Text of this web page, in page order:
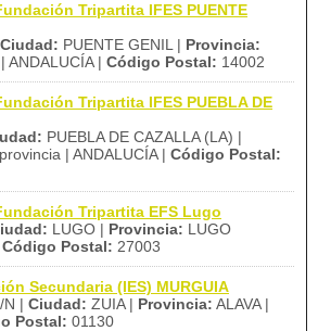
Tripartita IFES PUENTE
Ciudad: PUENTE GENIL | Provincia:
ANDALUCÍA | Código Postal: 14002
Tripartita IFES PUEBLA DE
PUEBLA DE CAZALLA (LA) |
| ANDALUCÍA | Código Postal:
Tripartita EFS Lugo
LUGO | Provincia: LUGO
Código Postal: 27003
Secundaria (IES) MURGUIA
N | Ciudad: ZUIA | Provincia: ALAVA |
Postal: 01130